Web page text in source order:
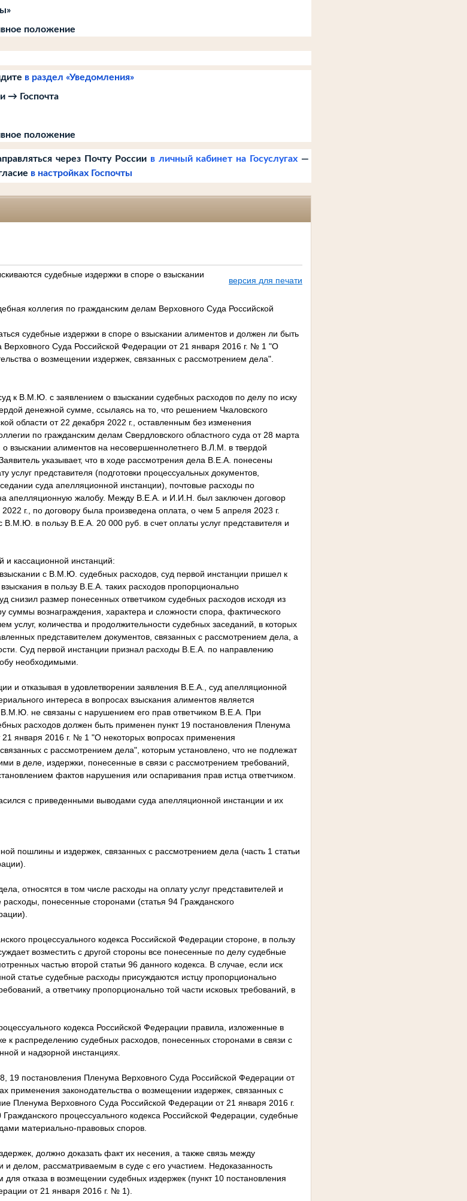
положение
в раздел «Уведомления»
→ Госпочта
положение
через Почту России в личный кабинет на Госуслугах —
в настройках Госпочты
судебные издержки в споре о взыскании
версия для печати
коллегия по гражданским делам Верховного Суда Российской
судебные издержки в споре о взыскании алиментов и должен ли быть
Суда Российской Федерации от 21 января 2016 г. № 1 "О
о возмещении издержек, связанных с рассмотрением дела".
к В.М.Ю. с заявлением о взыскании судебных расходов по делу по иску
денежной сумме, ссылаясь на то, что решением Чкаловского
области от 22 декабря 2022 г., оставленным без изменения
по гражданским делам Свердловского областного суда от 28 марта
взыскании алиментов на несовершеннолетнего В.Л.М. в твердой
указывает, что в ходе рассмотрения дела В.Е.А. понесены
услуг представителя (подготовки процессуальных документов,
суда апелляционной инстанции), почтовые расходы по
апелляционную жалобу. Между В.Е.А. и И.И.Н. был заключен договор
г., по договору была произведена оплата, о чем 5 апреля 2023 г.
В.М.Ю. в пользу В.Е.А. 20 000 руб. в счет оплаты услуг представителя и
и кассационной инстанций:
с В.М.Ю. судебных расходов, суд первой инстанции пришел к
в пользу В.Е.А. таких расходов пропорционально
снизил размер понесенных ответчиком судебных расходов исходя из
вознаграждения, характера и сложности спора, фактического
услуг, количества и продолжительности судебных заседаний, в которых
представителем документов, связанных с рассмотрением дела, а
Суд первой инстанции признал расходы В.Е.А. по направлению
необходимыми.
и отказывая в удовлетворении заявления В.Е.А., суд апелляционной
интереса в вопросах взыскания алиментов является
не связаны с нарушением его прав ответчиком В.Е.А. При
расходов должен быть применен пункт 19 постановления Пленума
января 2016 г. № 1 "О некоторых вопросах применения
с рассмотрением дела", которым установлено, что не подлежат
в деле, издержки, понесенные в связи с рассмотрением требований,
фактов нарушения или оспаривания прав истца ответчиком.
с приведенными выводами суда апелляционной инстанции и их
пошлины и издержек, связанных с рассмотрением дела (часть 1 статьи
относятся в том числе расходы на оплату услуг представителей и
понесенные сторонами (статья 94 Гражданского
процессуального кодекса Российской Федерации стороне, в пользу
возместить с другой стороны все понесенные по делу судебные
частью второй статьи 96 данного кодекса. В случае, если иск
статье судебные расходы присуждаются истцу пропорционально
а ответчику пропорционально той части исковых требований, в
кодекса Российской Федерации правила, изложенные в
к распределению судебных расходов, понесенных сторонами в связи с
и надзорной инстанциях.
19 постановления Пленума Верховного Суда Российской Федерации от
применения законодательства о возмещении издержек, связанных с
Пленума Верховного Суда Российской Федерации от 21 января 2016 г.
процессуального кодекса Российской Федерации, судебные
материально-правовых споров.
должно доказать факт их несения, а также связь между
делом, рассматриваемым в суде с его участием. Недоказанность
для отказа в возмещении судебных издержек (пункт 10 постановления
от 21 января 2016 г. № 1).